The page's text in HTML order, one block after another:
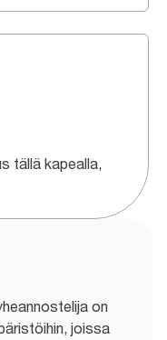
tällä kapealla,
on
joissa